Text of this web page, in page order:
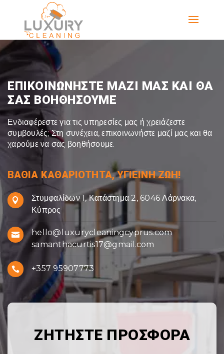
ΕΠΙΚΟΙΝΩΝΗΣΤΕ ΜΑΖΙ ΜΑΣ ΚΑΙ ΘΑ
ΣΑΣ ΒΟΗΘΗΣΟΥΜΕ
Ενδιαφέρεστε για τις υπηρεσίες μας ή χρειάζεστε
συμβουλές; Στη συνέχεια, επικοινωνήστε μαζί μας και θα
χαρούμε να σας βοηθήσουμε.
ΒΑΘΙΑ ΚΑΘΑΡΙΟΤΗΤΑ, ΥΓΙΕΙΝΗ ΖΩΗ!

Στυμφαλίδων 1, Κατάστημα 2, 6046 Λάρνακα,
Κύπρος

hello@luxurycleaningcyprus.com
samanthacurtis17@gmail.com
 +357 95907773
ΖΗΤΗΣΤΕ ΠΡΟΣΦΟΡΑ